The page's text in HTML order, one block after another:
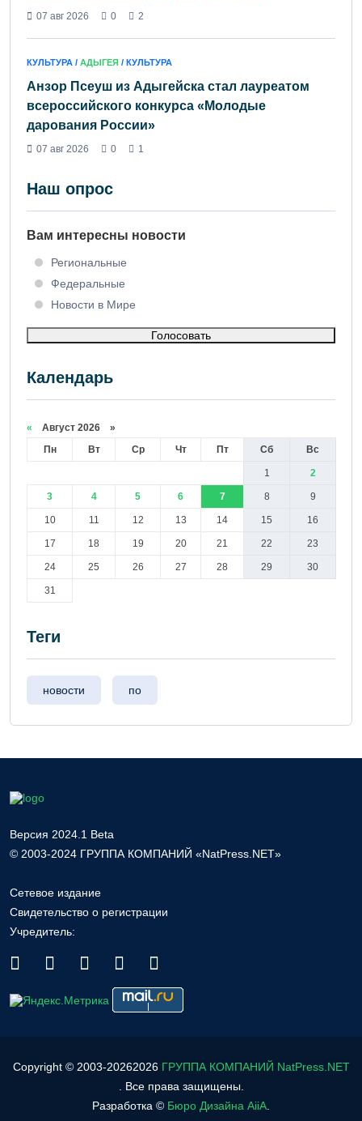
07 авг 2026 0 2
КУЛЬТУРА / АДЫГЕЯ / КУЛЬТУРА
Анзор Псеуш из Адыгейска стал лауреатом
всероссийского конкурса «Молодые
дарования России»
07 авг 2026 0 1
Наш опрос
Вам интересны новости
Региональные
Федеральные
Новости в Мире
Голосовать
Календарь
« Август 2026 »
Пн
Вт Ср Чт Пт Сб Вс
1 2
3 4 5 6 7 8 9
10 11 12 13 14 15 16
17 18 19 20 21 22 23
24 25 26 27 28 29 30
31
Теги
новости по
Версия 2024.1 Beta
© 2003-2024 ГРУППА КОМПАНИЙ «NatPress.NET»
Сетевое издание
Свидетельство о регистрации
Учредитель:
Copyright © 2003-20262026 ГРУППА КОМПАНИЙ NatPress.NET
. Все права защищены.
Разработка © Бюро Дизайна AiiA.